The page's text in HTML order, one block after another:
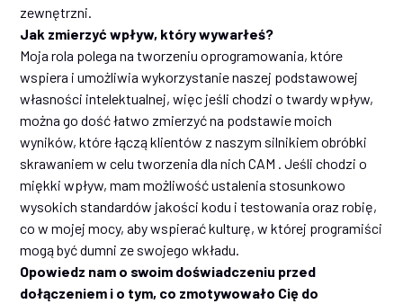
zewnętrzni.
Jak zmierzyć wpływ, który wywarłeś?
Moja rola polega na tworzeniu oprogramowania, które
wspiera i umożliwia wykorzystanie naszej podstawowej
własności intelektualnej, więc jeśli chodzi o twardy wpływ,
można go dość łatwo zmierzyć na podstawie moich
wyników, które łączą klientów z naszym silnikiem obróbki
skrawaniem w celu tworzenia dla nich CAM . Jeśli chodzi o
miękki wpływ, mam możliwość ustalenia stosunkowo
wysokich standardów jakości kodu i testowania oraz robię,
co w mojej mocy, aby wspierać kulturę, w której programiści
mogą być dumni ze swojego wkładu.
Opowiedz nam o swoim doświadczeniu przed
dołączeniem i o tym, co zmotywowało Cię do